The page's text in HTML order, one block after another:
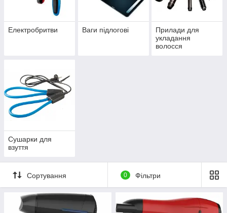
Електробритви Ваги підлогові
Прилади для
укладання
волосся
Сушарки для
взуття
Сортування 0 Фільтри